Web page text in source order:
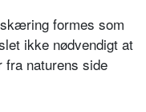
formes som
ikke nødvendigt at
naturens side